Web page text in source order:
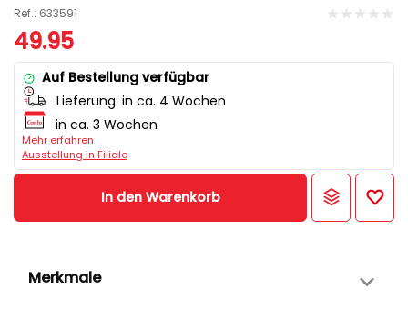
Ref.: 633591
49.95
Auf Bestellung verfügbar
Lieferung: in ca. 4 Wochen
in ca. 3 Wochen
Mehr erfahren
Ausstellung in Filiale
In den Warenkorb
Merkmale